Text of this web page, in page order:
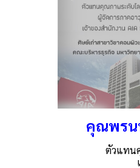
คุณพรน
ตัวแทน